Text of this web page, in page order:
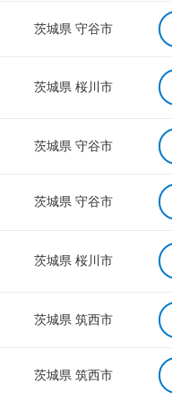
茨城県 守谷市
茨城県 桜川市
茨城県 守谷市
茨城県 守谷市
茨城県 桜川市
茨城県 筑西市
茨城県 筑西市